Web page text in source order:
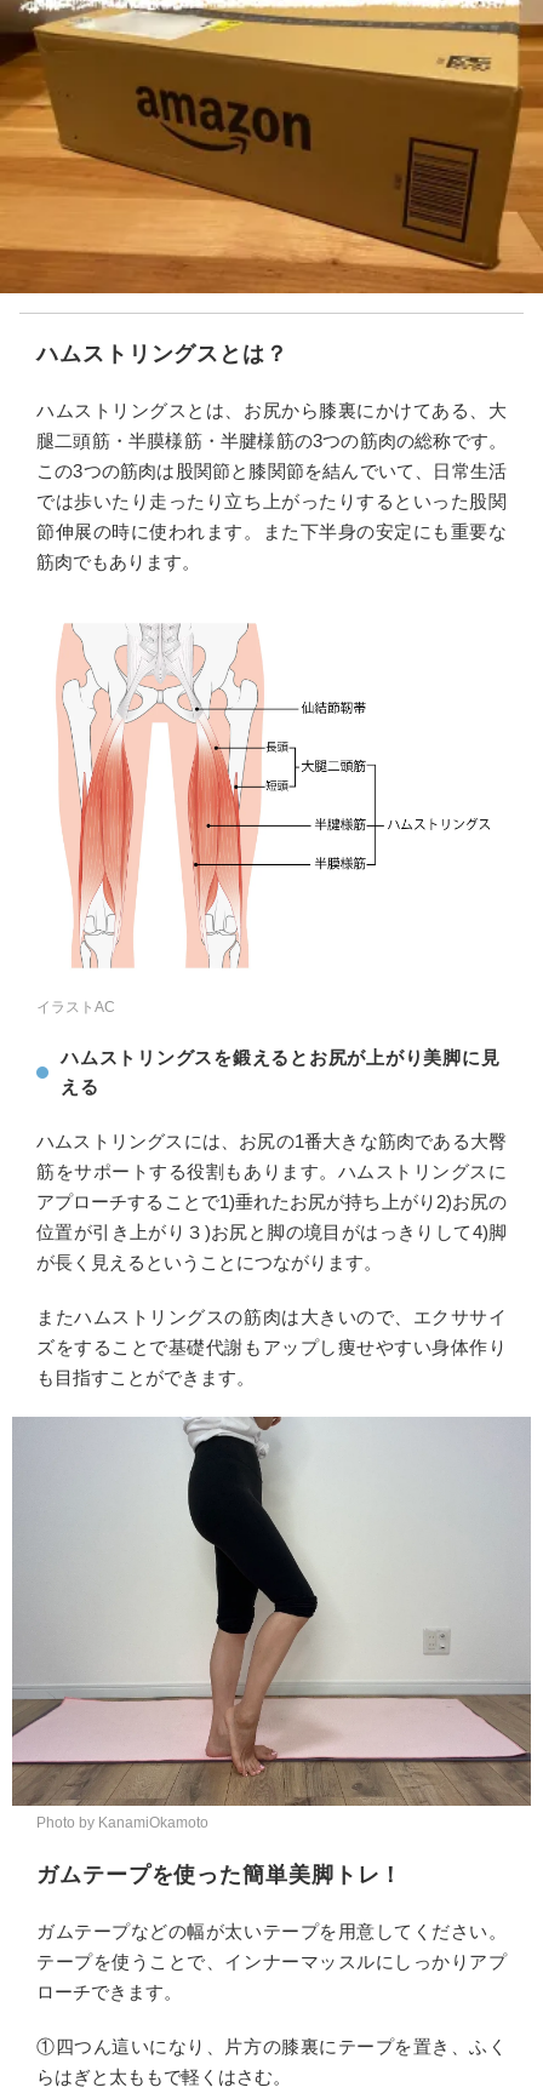
ハムストリングスとは？
ハムストリングスとは、お尻から膝裏にかけてある、大
腿二頭筋・半膜様筋・半腱様筋の3つの筋肉の総称です。
この3つの筋肉は股関節と膝関節を結んでいて、日常生活
では歩いたり走ったり立ち上がったりするといった股関
節伸展の時に使われます。また下半身の安定にも重要な
筋肉でもあります。
イラストAC
ハムストリングスを鍛えるとお尻が上がり美脚に見
える
ハムストリングスには、お尻の1番大きな筋肉である大臀
筋をサポートする役割もあります。ハムストリングスに
アプローチすることで1)垂れたお尻が持ち上がり2)お尻の
位置が引き上がり３)お尻と脚の境目がはっきりして4)脚
が長く見えるということにつながります。
またハムストリングスの筋肉は大きいので、エクササイ
ズをすることで基礎代謝もアップし痩せやすい身体作り
も目指すことができます。
Photo by KanamiOkamoto
ガムテープを使った簡単美脚トレ！
ガムテープなどの幅が太いテープを用意してください。
テープを使うことで、インナーマッスルにしっかりアプ
ローチできます。
①四つん這いになり、片方の膝裏にテープを置き、ふく
らはぎと太ももで軽くはさむ。